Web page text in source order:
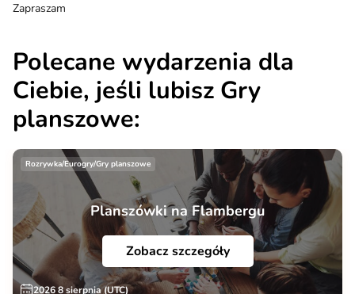
Zapraszam
Polecane wydarzenia dla
Ciebie, jeśli lubisz Gry
planszowe:
Rozrywka/Eurogry/Gry planszowe
Planszówki na Flambergu
Zobacz szczegóły
2026 8 sierpnia (UTC)